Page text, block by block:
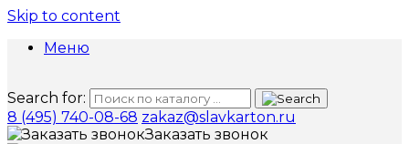
Skip to content
Меню
Search for:
8 (495) 740-08-68 zakaz@slavkarton.ru
Заказать звонок